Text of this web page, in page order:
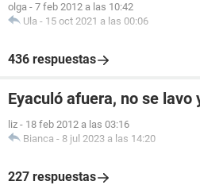
olga - 7 feb 2012 a las 10:42
Ula - 15 oct 2021 a las 00:06
436 respuestas
Eyaculó afuera, no se lavo
liz - 18 feb 2012 a las 03:16
Bianca - 8 jul 2023 a las 14:20
227 respuestas